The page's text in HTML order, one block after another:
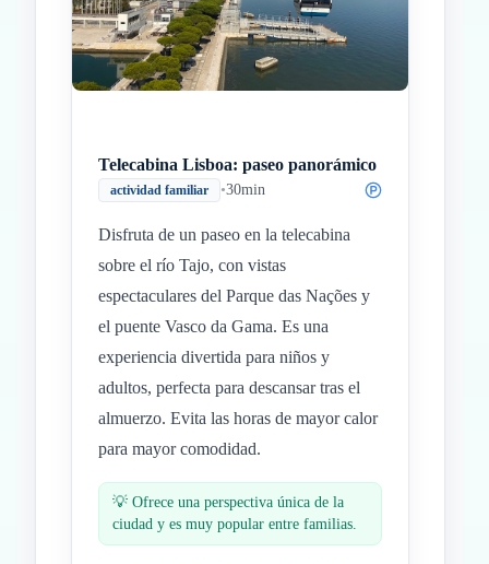
Telecabina Lisboa: paseo panorámico
actividad familiar •30min
Disfruta de un paseo en la telecabina
sobre el río Tajo, con vistas
espectaculares del Parque das Nações y
el puente Vasco da Gama. Es una
experiencia divertida para niños y
adultos, perfecta para descansar tras el
almuerzo. Evita las horas de mayor calor
para mayor comodidad.
💡 Ofrece una perspectiva única de la
ciudad y es muy popular entre familias.